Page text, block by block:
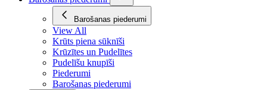
Barošanas piederumi
View All
Krūts piena sūknīši
Krūzītes un Pudelītes
Pudelīšu knupīši
Piederumi
Barošanas piederumi